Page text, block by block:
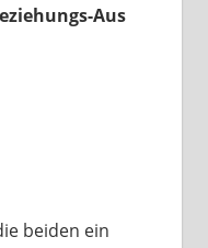
Aus
beiden ein